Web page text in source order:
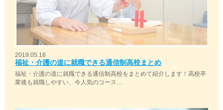
2019.05.18
福祉・介護の道に就職できる通信制高校まとめ
福祉・介護の道に就職できる通信制高校をまとめて紹介します！高校卒
業後も就職しやすい、今人気のコース…